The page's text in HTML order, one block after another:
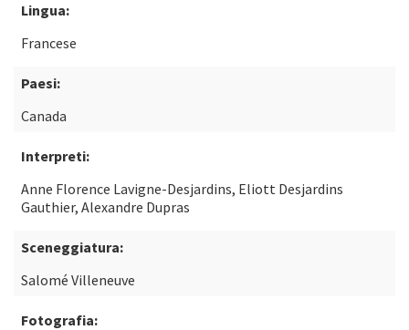
Lingua:
Francese
Paesi:
Canada
Interpreti:
Anne Florence Lavigne-Desjardins, Eliott Desjardins
Gauthier, Alexandre Dupras
Sceneggiatura:
Salomé Villeneuve
Fotografia: